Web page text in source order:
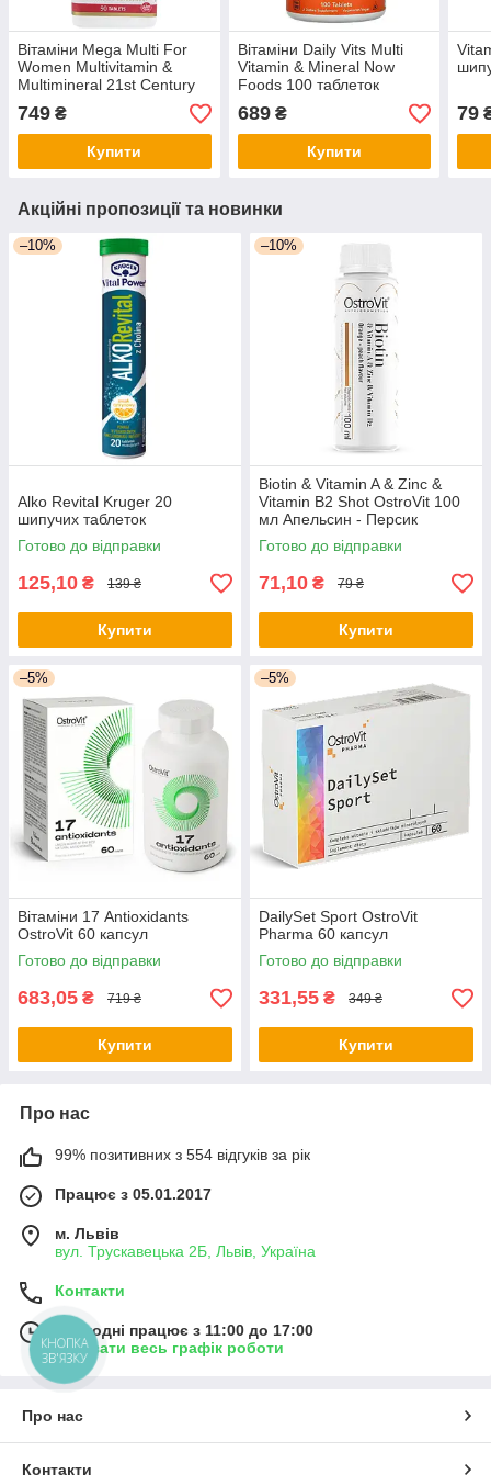
Вітаміни Mega Multi For
Women Multivitamin &
Multimineral 21st Century
90 таблеток
749 ₴
Купити
Вітаміни Daily Vits Multi
Vitamin & Mineral Now
Foods 100 таблеток
689₴
Купити
79
Акційні пропозиції та новинки
–10%
Alko Revital Kruger 20
шипучих таблеток
Готово до відправки
125,10 ₴ 139 ₴
Купити
–10%
Biotin & Vitamin A & Zinc &
Vitamin B2 Shot OstroVit 100
мл Апельсин - Персик
Готово до відправки
71,10 ₴ 79 ₴
Купити
–5%
Вітаміни 17 Antioxidants
OstroVit 60 капсул
Готово до відправки
683,05 ₴ 719 ₴
Купити
–5%
DailySet Sport OstroVit
Pharma 60 капсул
Готово до відправки
331,55 ₴ 349 ₴
Купити
Про нас
99% позитивних з 554 відгуків за рік
Працює з 05.01.2017
м. Львів
вул. Трускавецька 2Б, Львів, Україна
Контакти
Сьогодні працює з 11:00 до 17:00
Показати весь графік роботи
Про нас
Контакти
КНОПКА
ЗВ'ЯЗКУ